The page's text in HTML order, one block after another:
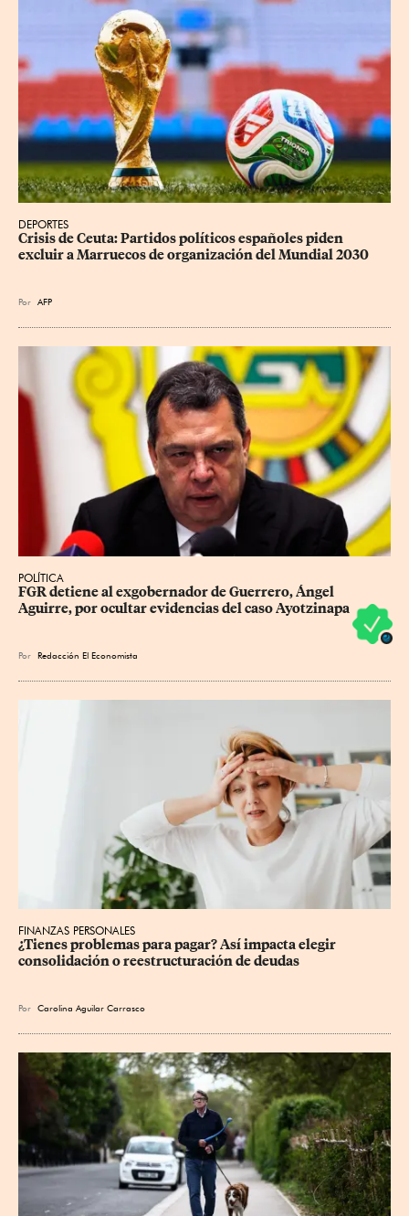
DEPORTES
Crisis de Ceuta: Partidos políticos españoles piden
excluir a Marruecos de organización del Mundial 2030
Por AFP
POLÍTICA
FGR detiene al exgobernador de Guerrero, Ángel
Aguirre, por ocultar evidencias del caso Ayotzinapa
Por Redacción El Economista
FINANZAS PERSONALES
¿Tienes problemas para pagar? Así impacta elegir
consolidación o reestructuración de deudas
Por Carolina Aguilar Carrasco